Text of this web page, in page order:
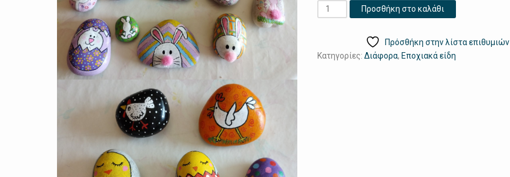
Βότσαλα
-
Προσθήκη στο καλάθι
Πρόσθήκη στην λίστα επιθυμιών
Κατηγορίες:Διάφορα, Εποχιακά είδη